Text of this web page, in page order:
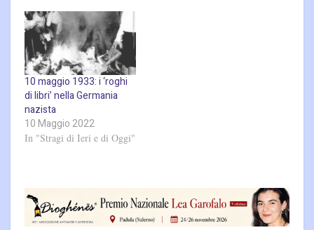
10 maggio 1933: i ‘roghi
di libri’ nella Germania
nazista
10 Maggio 2022
In "Stragi di Ieri e di Oggi"